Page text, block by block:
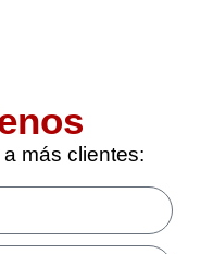
más clientes: